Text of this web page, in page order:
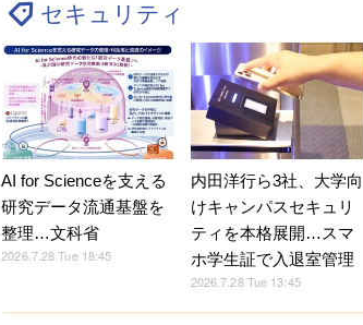
セキュリティ
AI for Scienceを支える
研究データ流通基盤を
整理…文科省
2026.7.28 Tue 18:45
内田洋行ら3社、大学向
けキャンパスセキュリ
ティを本格展開…スマ
ホ学生証で入退室管理
2026.7.28 Tue 13:45